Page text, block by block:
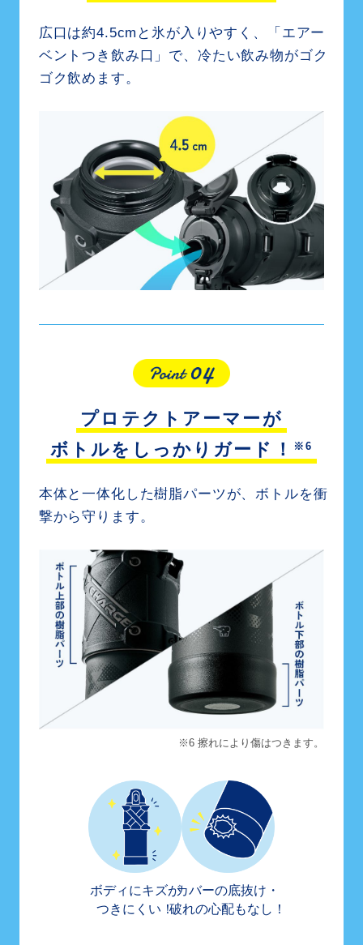
広口は約4.5cmと氷が入りやすく、
「エアー
ベントつき飲み口」で、 冷たい飲み物がゴク
ゴク飲めます。
プロテクトアーマーが
ボトルをしっかりガード！
※6
本体と一体化した樹脂パーツが、ボトルを衝
撃から守ります。
※6 擦れにより傷はつきます。
ボディにキズが
つきにくい！
カバーの底抜け・
破れの心配もなし！